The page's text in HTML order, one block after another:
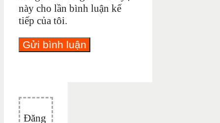
này cho lần bình luận kế
tiếp của tôi.
Đăng